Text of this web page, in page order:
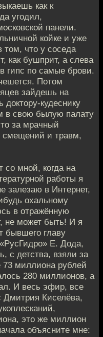
как к
угодил,
панели.
койке и уже
том, что у соседа
как бушприт, а слева
гипс по самые брови.
Потом
зайдешь на
кудеснику
в свою былую палату
за мрачный
смещений и травм,
мной, когда на
работы я
залезаю в Интернет,
охальному
в отражённую
не может быть! И я
бывшего главу
Е. Дода,
с детства, взяли за
миллиона рублей
280 миллионов, а
И весь эфир, все
Дмитрия Киселёва,
это же миллион
объясните мне: